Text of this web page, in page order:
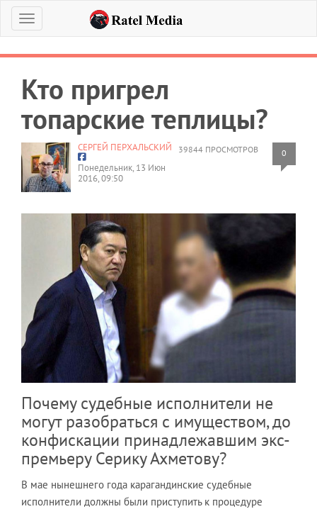
Меню
Кто пригрел
топарские теплицы?
39844 ПРОСМОТРОВ 0
СЕРГЕЙ ПЕРХАЛЬСКИЙ
Понедельник, 13 Июн
2016, 09:50
Почему судебные исполнители не
могут разобраться с имуществом, до
конфискации принадлежавшим экс-
премьеру Серику Ахметову?
В мае нынешнего года карагандинские судебные
исполнители должны были приступить к процедуре